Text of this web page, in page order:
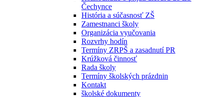
Čechynce
História a súčasnosť ZŠ
Zamestnanci školy
Organizácia vyučovania
Rozvrhy hodín
Termíny ZRPŠ a zasadnutí PR
Krúžková činnosť
Rada školy
Termíny školských prázdnin
Kontakt
školské dokumenty